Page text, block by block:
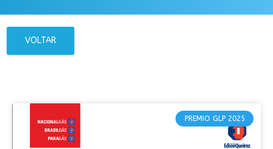
VOLTAR
PREMIO GLP 2025